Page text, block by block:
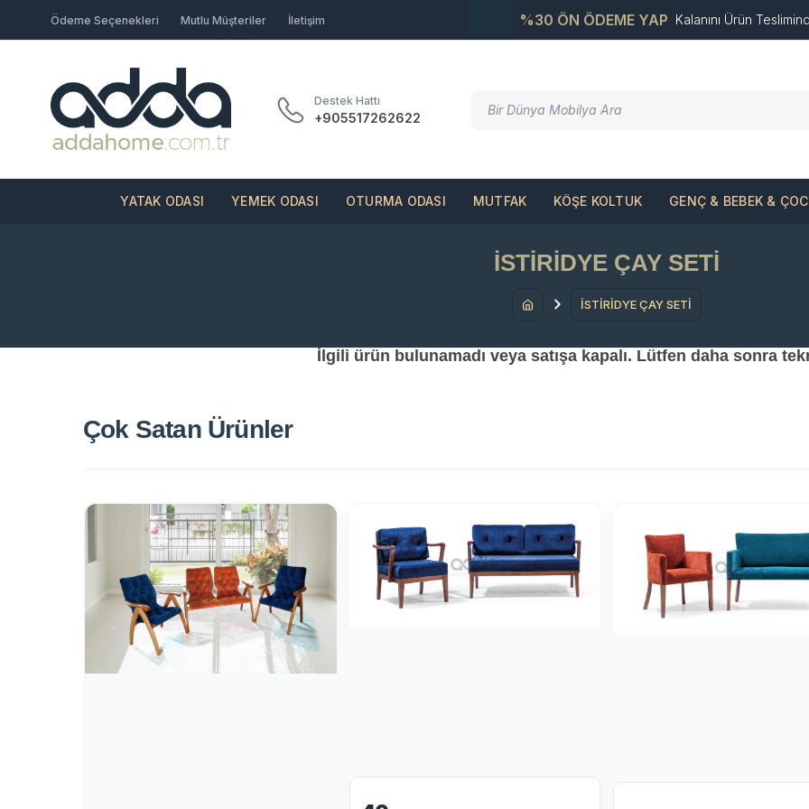
Ödeme Seçenekleri Mutlu Müşteriler İletişim %30 ÖN ÖDEME YAP Kalanını Ürün
Destek Hattı
+905517262622
YATAK ODASI YEMEK ODASI OTURMA ODASI MUTFAK KÖŞE KOLTUK GENÇ & BEBEK &
İSTİRİDYE ÇAY SETİ
İSTİRİDYE ÇAY SETİ
İlgili ürün bulunamadı veya satışa kapalı. Lütfen daha sonra
Çok SatanÜrünler